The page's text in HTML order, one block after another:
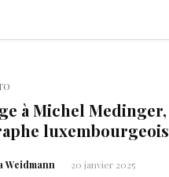
à Michel Medinger,
luxembourgeois
Weidmann 20 janvier 2025